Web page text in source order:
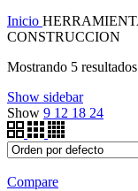
Inicio
CONSTRUCCION
Mostrando 5 resultados
Show sidebar
Show 9 12 18 24
Compare